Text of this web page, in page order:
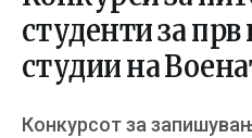
студенти за
студии на
Конкурсот за